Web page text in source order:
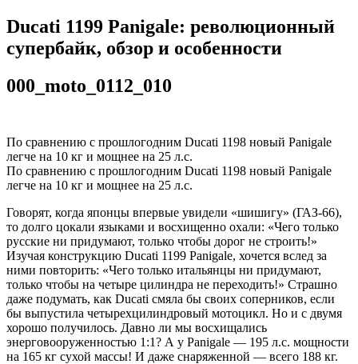
Ducati 1199 Panigale: революционный
супербайк, обзор и особенности
000_moto_0112_010
По сравнению с прошлогодним Ducati 1198 новый Panigale
легче на 10 кг и мощнее на 25 л.с.
По сравнению с прошлогодним Ducati 1198 новый Panigale
легче на 10 кг и мощнее на 25 л.с.
Говорят, когда японцы впервые увидели «шишигу» (ГАЗ-66),
то долго цокали языками и восхищенно охали: «Чего только
русские ни придумают, только чтобы дорог не строить!»
Изучая конструкцию Ducati 1199 Panigale, хочется вслед за
ними повторить: «Чего только итальянцы ни придумают,
только чтобы на четыре цилиндра не переходить!» Страшно
даже подумать, как Ducati смяла бы своих соперников, если
бы выпустила четырехцилиндровый мотоцикл. Но и с двумя
хорошо получилось. Давно ли мы восхищались
энерговооруженностью 1:1? А у Panigale — 195 л.с. мощности
на 165 кг сухой массы! И даже снаряженной — всего 188 кг.